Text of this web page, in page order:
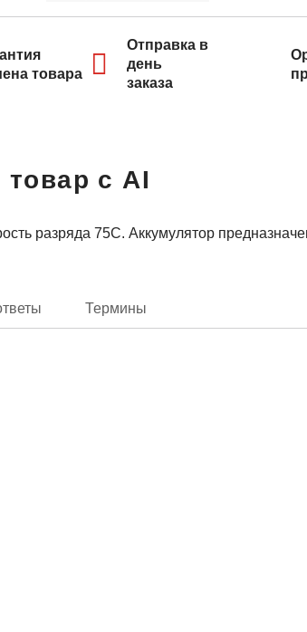
товара
Отправка в
день
заказа
с AI
разряда 75С. Аккумулятор
Термины